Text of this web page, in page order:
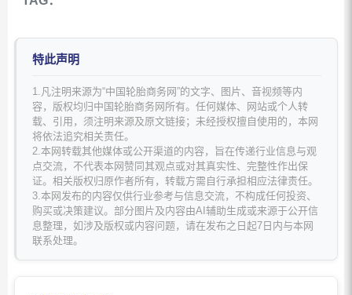
特此声明
1.凡注明来源为“中国轮胎商务网”的文字、图片、音视频等内
容，版权均归中国轮胎商务网所有。任何媒体、网站或个人转
载、引用，须注明来源及原文链接；未经授权擅自使用的，本网
将依法追究相关责任。
2.本网转载其他媒体或公开渠道的内容，旨在传递行业信息与观
点交流，不代表本网赞同其观点或对其真实性、完整性作出保
证。相关版权归原作者所有，转载方需自行承担相应法律责任。
3.本网发布的内容仅供行业参考与信息交流，不构成任何投资、
购买或决策建议。部分图片及内容由AI辅助生成或来源于公开信
息整理，如涉及版权或内容问题，请在发布之日起7日内与本网
联系处理。